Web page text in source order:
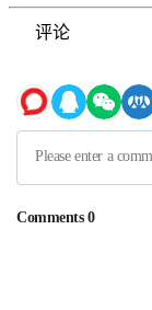
评论